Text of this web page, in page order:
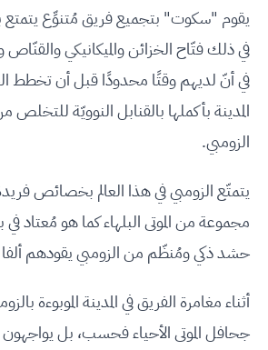
يقوم "سكوت" بتجميع فريق مُتنوِّع يتمتع
في ذلك فتّاح الخزائن والميكانيكي والقنّاص
في أنّ لديهم وقتًا محدودًا قبل أن تخطط
المدينة بأكملها بالقنابل النوويّة
الزومبي.
يتمتّع الزومبي في هذا العالم بخصائص
مجموعة من الموتى البلهاء كما هو مُعتاد في
حشد ذكي ومُنظّم من الزومبي يقودهم
أثناء مغامرة الفريق في المدينة الموبوءة
جحافل الموتى الأحياء فحسب، بل